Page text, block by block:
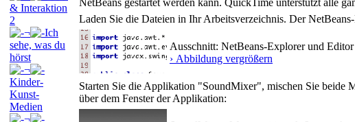
& Interaktion
2
¬
Ich
sehe, was du
hörst
¬
Kinder-
Kunst-
Medien
¬
NetBeans gestartet werden kann. QuickTime unterstützt alle
Laden Sie die Dateien in Ihr Arbeitsverzeichnis. Der
Ausschnitt: NetBeans-Explorer und Editor
› Abbildung vergrößern
Starten Sie die Applikation "SoundMixer", mischen Sie beide
über dem Fenster der Applikation: